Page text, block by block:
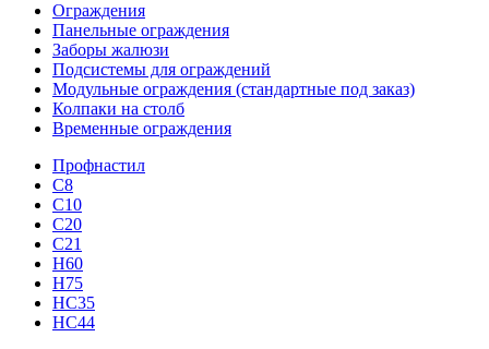
Ограждения
Панельные ограждения
Заборы жалюзи
Подсистемы для ограждений
Модульные ограждения (стандартные под заказ)
Колпаки на столб
Временные ограждения
Профнастил
С8
С10
С20
С21
H60
H75
HС35
НС44